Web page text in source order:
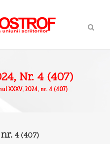
Nr. 4 (407)
XXXV, 2024, nr. 4 (407)
4(407)